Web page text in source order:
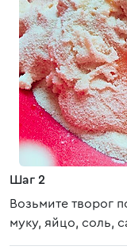
Шаг 2
Возьмите творог
муку, яйцо, соль,